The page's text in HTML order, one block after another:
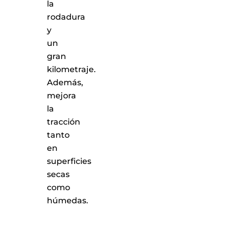
la
rodadura
y
un
gran
kilometraje.
Además,
mejora
la
tracción
tanto
en
superficies
secas
como
húmedas.